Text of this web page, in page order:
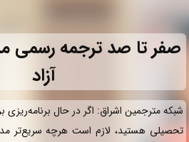
صفر تا صد ترجمه رسمی
آزاد
شبکه مترجمین اشراق: اگر در حال برنامه‌ریزی
تحصیلی هستید، لازم است هرچه سریع‌تر